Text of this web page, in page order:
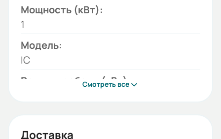
Мощность (кВт):
1
Модель:
IC
Режимы работы (кВт):
220
Смотреть все
Доставка